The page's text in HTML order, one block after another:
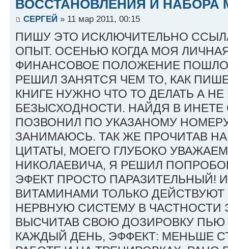
ВОССТАНОВЛЕНИЯ И НАБОРА
СЕРГЕЙ » 11 мар 2011, 00:15
ПИШУ ЭТО ИСКЛЮЧИТЕЛЬНО
ОПЫТ. ОСЕНЬЮ КОГДА МОЯ
ФИНАНСОВОЕ ПОЛОЖЕНИЕ ПОШЛО
РЕШИЛ ЗАНЯТСЯ ЧЕМ ТО, КАК
КНИГЕ НУЖНО ЧТО ТО ДЕЛАТЬ А НЕ
БЕЗЫСХОДНОСТИ. НАЙДЯ В ИНЕТЕ
ПОЗВОНИЛ ПО УКАЗАНОМУ
ЗАНИМАЮСЬ. ТАК ЖЕ ПРОЧИТАВ
ЦИТАТЫ, МОЕГО ГЛУБОКО
НИКОЛАЕВИЧА, Я РЕШИЛ
ЭФЕКТ ПРОСТО ПАРАЗИТЕЛЬНЫЙ!
ВИТАМИНАМИ ТОЛЬКО
НЕРВНУЮ СИСТЕМУ В ЧАСТНОСТИ
ВЫСЧИТАВ СВОЮ ДОЗИРОВКУ ПЬЮ
КАЖДЫЙ ДЕНЬ, ЭФФЕКТ: МЕНЬШЕ